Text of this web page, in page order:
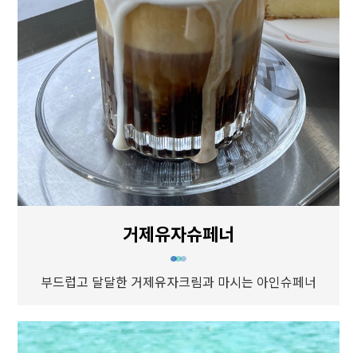
거제유자슈페너
부드럽고 달달한 거제유자크림과 마시는 아인슈페너